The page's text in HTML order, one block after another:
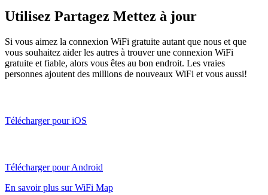
Utilisez Partagez Mettez à jour
Si vous aimez la connexion WiFi gratuite autant que nous et que
vous souhaitez aider les autres à trouver une connexion WiFi
gratuite et fiable, alors vous êtes au bon endroit. Les vraies
personnes ajoutent des millions de nouveaux WiFi et vous aussi!
Télécharger pour iOS
Télécharger pour Android
En savoir plus sur WiFi Map